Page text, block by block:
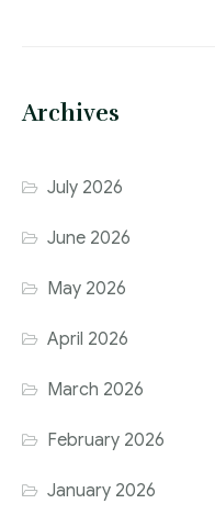
Archives
July 2026
June 2026
May 2026
April 2026
March 2026
February 2026
January 2026